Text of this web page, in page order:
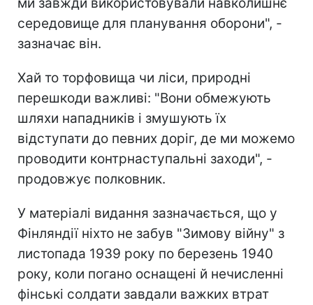
середовище для планування оборони", -
зазначає він.
Хай то торфовища чи ліси, природні
перешкоди важливі: "Вони обмежують
шляхи нападників і змушують їх
відступати до певних доріг, де ми можемо
проводити контрнаступальні заходи", -
продовжує полковник.
У матеріалі видання зазначається, що у
Фінляндії ніхто не забув "Зимову війну" з
листопада 1939 року по березень 1940
року, коли погано оснащені й нечисленні
фінські солдати завдали важких втрат